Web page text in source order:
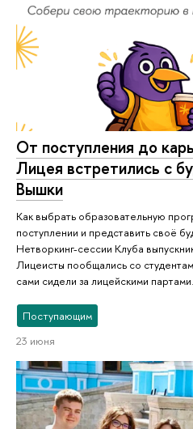
От поступления до
Лицея встретились с
Вышки
Как выбрать образовательную
поступлении и представить своё
Нетворкинг-сессии Клуба
Лицеисты пообщались со
сами сидели за лицейскими партами.
Поступающим
23 июня